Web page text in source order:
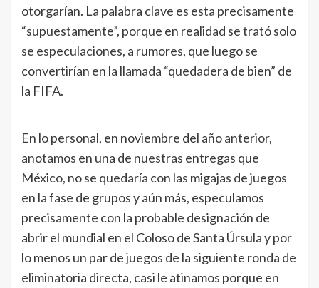
otorgarían. La palabra clave es esta precisamente
“supuestamente”, porque en realidad se trató solo
se especulaciones, a rumores, que luego se
convertirían en la llamada “quedadera de bien” de
la FIFA.
En lo personal, en noviembre del año anterior,
anotamos en una de nuestras entregas que
México, no se quedaría con las migajas de juegos
en la fase de grupos y aún más, especulamos
precisamente con la probable designación de
abrir el mundial en el Coloso de Santa Úrsula y por
lo menos un par de juegos de la siguiente ronda de
eliminatoria directa, casi le atinamos porque en